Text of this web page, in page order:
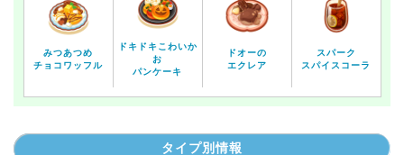
みつあつめ
チョコワッフル
ドキドキこわいか
お
パンケーキ
ドオーの
エクレア
スパーク
スパイスコーラ
タイプ別情報